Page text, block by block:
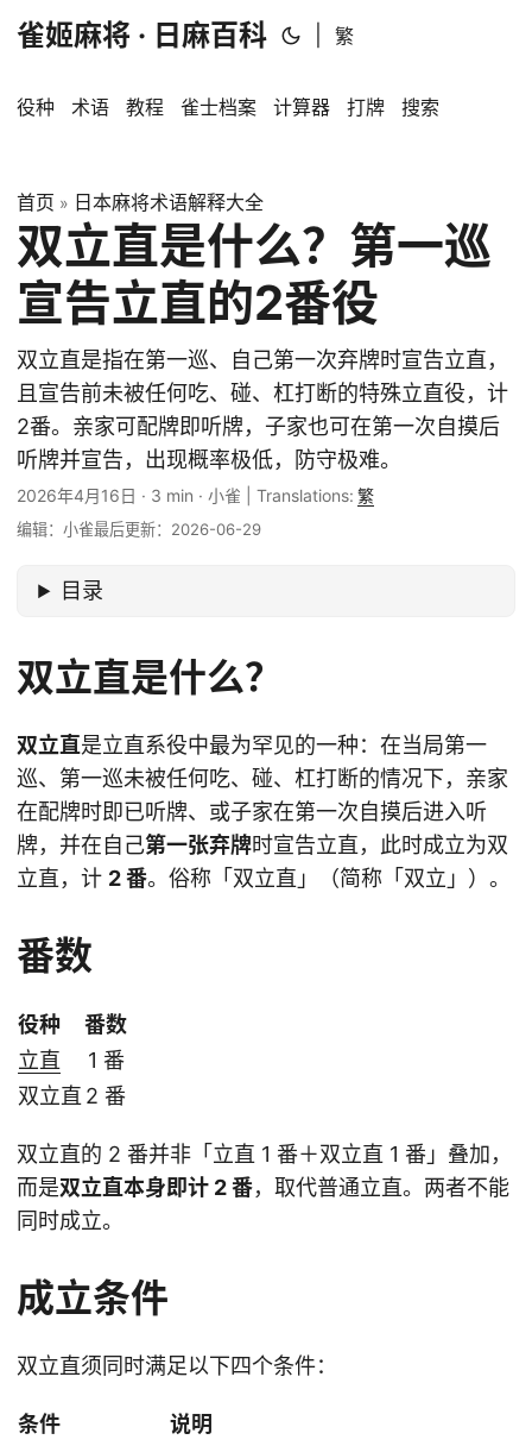
雀姬麻将 · 日麻百科 繁
役种 术语 教程 雀士档案 计算器 打牌 搜索
首页 » 日本麻将术语解释大全
双立直是什么？第一巡
宣告立直的2番役
双立直是指在第一巡、自己第一次弃牌时宣告立直，
且宣告前未被任何吃、碰、杠打断的特殊立直役，计
2番。亲家可配牌即听牌，子家也可在第一次自摸后
听牌并宣告，出现概率极低，防守极难。
2026年4月16日 · 3 min · 小雀 Translations: 繁
编辑：小雀最后更新：2026-06-29
目录
双立直是什么？
双立直是立直系役中最为罕见的一种：在当局第一
巡、第一巡未被任何吃、碰、杠打断的情况下，亲家
在配牌时即已听牌、或子家在第一次自摸后进入听
牌，并在自己第一张弃牌时宣告立直，此时成立为双
立直，计 2 番。俗称「双立直」（简称「双立」）。
番数
役种
番数
立直
1 番
双立直 2 番
双立直的 2 番并非「立直 1 番＋双立直 1 番」叠加，
而是双立直本身即计 2 番，取代普通立直。两者不能
同时成立。
成立条件
双立直须同时满足以下四个条件：
条件 说明